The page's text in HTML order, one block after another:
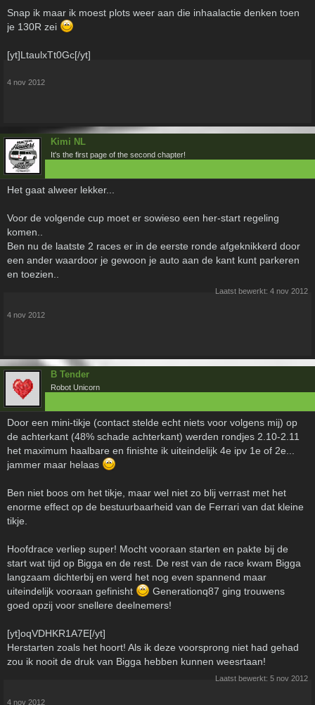
Snap ik maar ik moest plots weer aan die inhaalactie denken toen
je 130R zei
[yt]LtaulxTt0Gc[/yt]
4 nov 2012
Kimi NL
It's the first page of the second chapter!
Het gaat alweer lekker...
Voor de volgende cup moet er sowieso een her-start regeling
komen..
Ben nu de laatste 2 races er in de eerste ronde afgeknikkerd door
een ander waardoor je gewoon je auto aan de kant kunt parkeren
en toezien..
Laatst bewerkt: 4 nov 2012
4 nov 2012
B Tender
Robot Unicorn
Door een mini-tikje (contact stelde echt niets voor volgens mij) op
de achterkant (48% schade achterkant) werden rondjes 2.10-2.11
het maximum haalbare en finishte ik uiteindelijk 4e ipv 1e of 2e...
jammer maar helaas
Ben niet boos om het tikje, maar wel niet zo blij verrast met het
enorme effect op de bestuurbaarheid van de Ferrari van dat kleine
tikje.
Hoofdrace verliep super! Mocht vooraan starten en pakte bij de
start wat tijd op Bigga en de rest. De rest van de race kwam Bigga
langzaam dichterbij en werd het nog even spannend maar
uiteindelijk vooraan gefinisht
Generationq87 ging trouwens
goed opzij voor snellere deelnemers!
[yt]oqVDHKR1A7E[/yt]
Herstarten zoals het hoort! Als ik deze voorsprong niet had gehad
zou ik nooit de druk van Bigga hebben kunnen weesrtaan!
Laatst bewerkt: 5 nov 2012
4 nov 2012